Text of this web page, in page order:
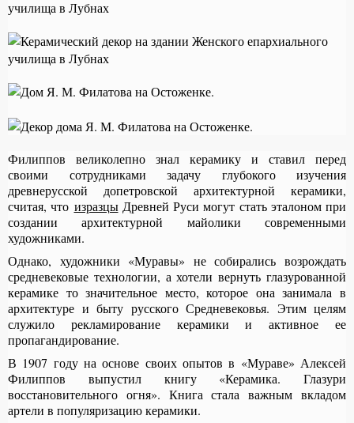
Филиппов великолепно знал керамику и ставил перед
своими сотрудниками задачу глубокого изучения
древнерусской допетровской архитектурной керамики,
считая, что изразцыДревней Руси могут стать эталоном при
создании архитектурной майолики современными
художниками.
Однако, художники «Муравы» не собирались возрождать
средневековые технологии, а хотели вернуть глазурованной
керамике то значительное место, которое она занимала в
архитектуре и быту русского Средневековья. Этим целям
служило рекламирование керамики и активное ее
пропагандирование.
В 1907 году на основе своих опытов в «Мураве» Алексей
Филиппов выпустил книгу «Керамика. Глазури
восстановительного огня». Книга стала важным вкладом
артели в популяризацию керамики.